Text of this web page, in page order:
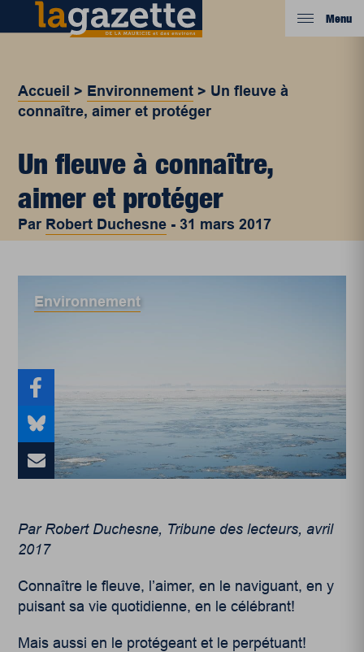
Menu
Accueil > Environnement > Un fleuve à
connaître, aimer et protéger
Un fleuve à connaître,
aimer et protéger
Par Robert Duchesne -31 mars 2017
Environnement
Par Robert Duchesne, Tribune des lecteurs, avril
2017
Connaître le fleuve, l’aimer, en le naviguant, en y
puisant sa vie quotidienne, en le célébrant!
Mais aussi en le protégeant et le perpétuant!